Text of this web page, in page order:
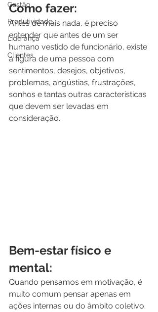
Gestão
Produtividade
Liderança
Clientes
Como fazer:
Antes de mais nada, é preciso
entender que antes de um ser
humano vestido de funcionário, existe
a figura de uma pessoa com
sentimentos, desejos, objetivos,
problemas, angústias, frustrações,
sonhos e tantas outras características
que devem ser levadas em
consideração.
Bem-estar físico e
mental:
Quando pensamos em motivação, é
muito comum pensar apenas em
ações internas ou do âmbito coletivo.